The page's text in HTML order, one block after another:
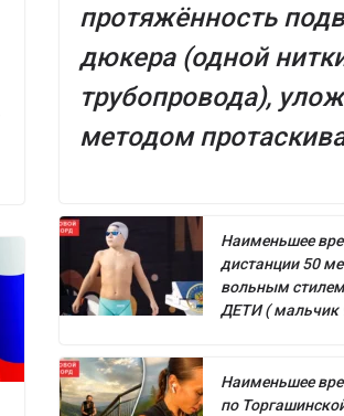
протяжённость
дюкера (одной
трубопровода),
методом
Наименьшее
дистанции 50
вольным
ДЕТИ ( мальчик
Наименьшее
по